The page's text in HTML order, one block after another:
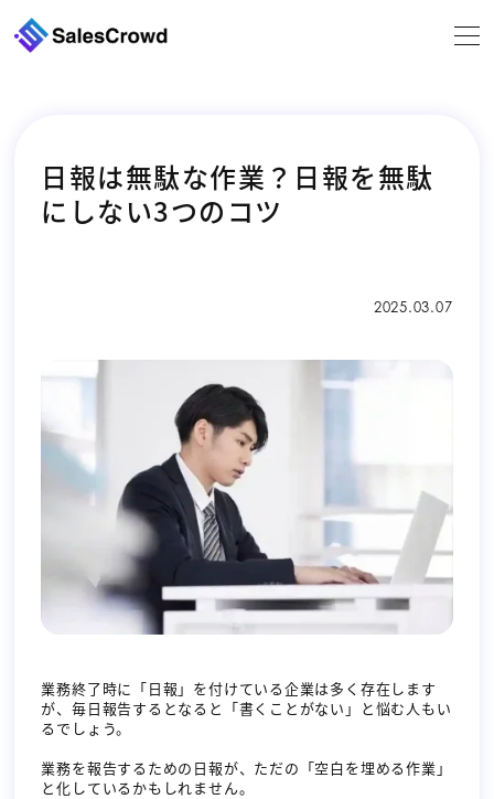
導入事例
コラム
会社案内
無料デモ
お問い合わせ
日報は無駄な作業？日報を無駄
にしない3つのコツ
2025.03.07
業務終了時に「日報」を付けている企業は多く存在します
が、毎日報告するとなると「書くことがない」と悩む人もい
るでしょう。
業務を報告するための日報が、ただの「空白を埋める作業」
と化しているかもしれません。